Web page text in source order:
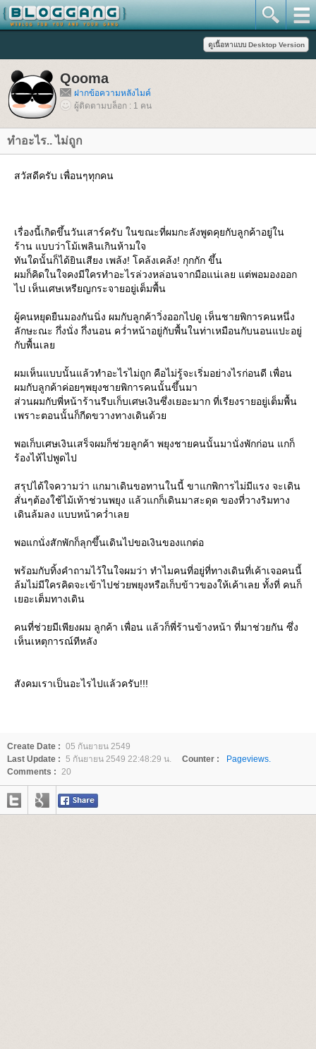
Qooma
ฝากข้อความหลังไมค์
ผู้ติดตามบล็อก : 1 คน
ทำอะไร.. ไม่ถูก
สวัสดีครับ เพื่อนๆทุกคน
เรื่องนี้เกิดขึ้นวันเสาร์ครับ ในขณะที่ผมกะลังพูดคุยกับลูกค้าอยู่ใน
ร้าน แบบว่าโม้เพลินเกินห้ามใจ
ทันใดนั้นก็ได้ยินเสียง เพล้ง! โคล้งเคล้ง! กุกกัก ขึ้น
ผมก็คิดในใจคงมีใครทำอะไรล่วงหล่อนจากมือแน่เลย แต่พอมองออก
ไป เห็นเศษเหรียญกระจายอยู่เต็มพื้น
ผู้คนหยุดยืนมองกันนิ่ง ผมกับลูกค้าวิ่งออกไปดู เห็นชายพิการคนหนึ่ง
ลักษะณะ กึ่งนั่ง กึ่งนอน คว่ำหน้าอยู่กับพื้นในท่าเหมือนกับนอนแปะอยู่
กับพื้นเล
ผมเห็นแบบนั้นแล้วทำอะไรไม่ถูก คือไม่รู้จะเริ่มอย่างไรก่อนดี เพื่อน
ผมกับลูกค้าค่อยๆพยุงชายพิการคนนั้นขึ้นมา
ส่วนผมกับพี่หน้าร้านรีบเก็บเศษเงินซึ่งเยอะมาก ที่เรียงรายอยู่เต็มพื้น
เพราะตอนนั้นก็กีดขวางทางเดินด้ว
พอเก็บเศษเงินเสร็จผมก็ช่วยลูกค้า พยุงชายคนนั้นมานั่งพักก่อน แกก็
ร้องไห้ไปพูดไป
สรุปได้ใจความว่า แกมาเดินขอทานในนี้ ขาแกพิการไม่มีแรง จะเดิน
สั่นๆต้องใช้ไม้เท้าช่วนพยุง แล้วแกก็เดินมาสะดุด ของที่วางริมทาง
เดินล้มลง แบบหน้าคว่ำเล
พอแกนั่งสักพักก็ลุกขึ้นเดินไปขอเงินของแกต่อ
พร้อมกับทิ้งคำถามไว้ในใจผมว่า ทำไมคนที่อยู่ที่ทางเดินที่เค้าเจอคนนี้
ล้มไม่มีใครคิดจะเข้าไปช่วยพยุงหรือเก็บข้าวของให้เค้าเลย ทั้งที่ คนก็
เยอะเต็มทางเดิน
คนที่ช่วยมีเพียงผม ลูกค้า เพื่อน แล้วก็พี่ร้านข้างหน้า ที่มาช่วยกัน ซึ่ง
เห็นเหตุการณ์ทีหลัง
สังคมเราเป็นอะไรไปแล้วครับ!!!
Create Date : 05 กันยายน 2549
Last Update : 5 กันยายน 2549 22:48:29 น. Counter :
Pageviews.
Comments : 20